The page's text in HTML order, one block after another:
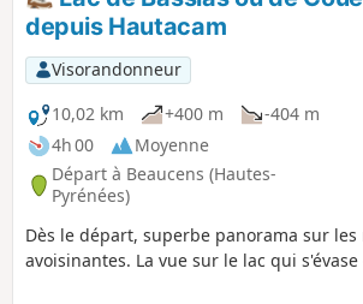
depuis Hautacam
Visorandonneur
10,02 km
+400 m
-404 m
4h 00
Moyenne
Départ à Beaucens (Hautes-
Pyrénées)
Dès le départ, superbe panorama sur les
avoisinantes. La vue sur le lac qui